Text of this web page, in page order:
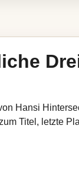
Hansi
Titel, letzte